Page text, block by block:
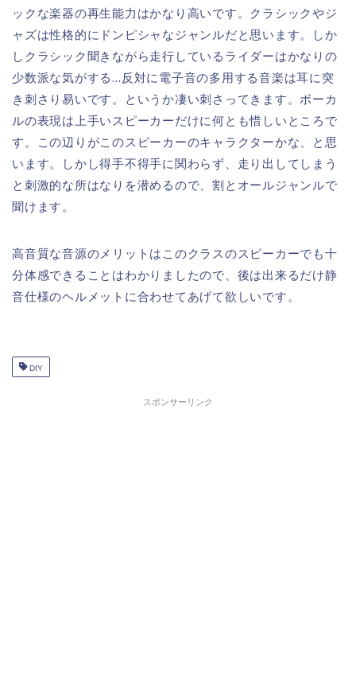
ックな楽器の再生能力はかなり高いです。クラシックやジ
ャズは性格的にドンピシャなジャンルだと思います。しか
しクラシック聞きながら走行しているライダーはかなりの
少数派な気がする…反対に電子音の多用する音楽は耳に突
き刺さり易いです。というか凄い刺さってきます。ボーカ
ルの表現は上手いスピーカーだけに何とも惜しいところで
す。この辺りがこのスピーカーのキャラクターかな、と思
います。しかし得手不得手に関わらず、走り出してしまう
と刺激的な所はなりを潜めるので、割とオールジャンルで
聞けます。
高音質な音源のメリットはこのクラスのスピーカーでも十
分体感できることはわかりましたので、後は出来るだけ静
音仕様のヘルメットに合わせてあげて欲しいです。
DIY
スポンサーリンク